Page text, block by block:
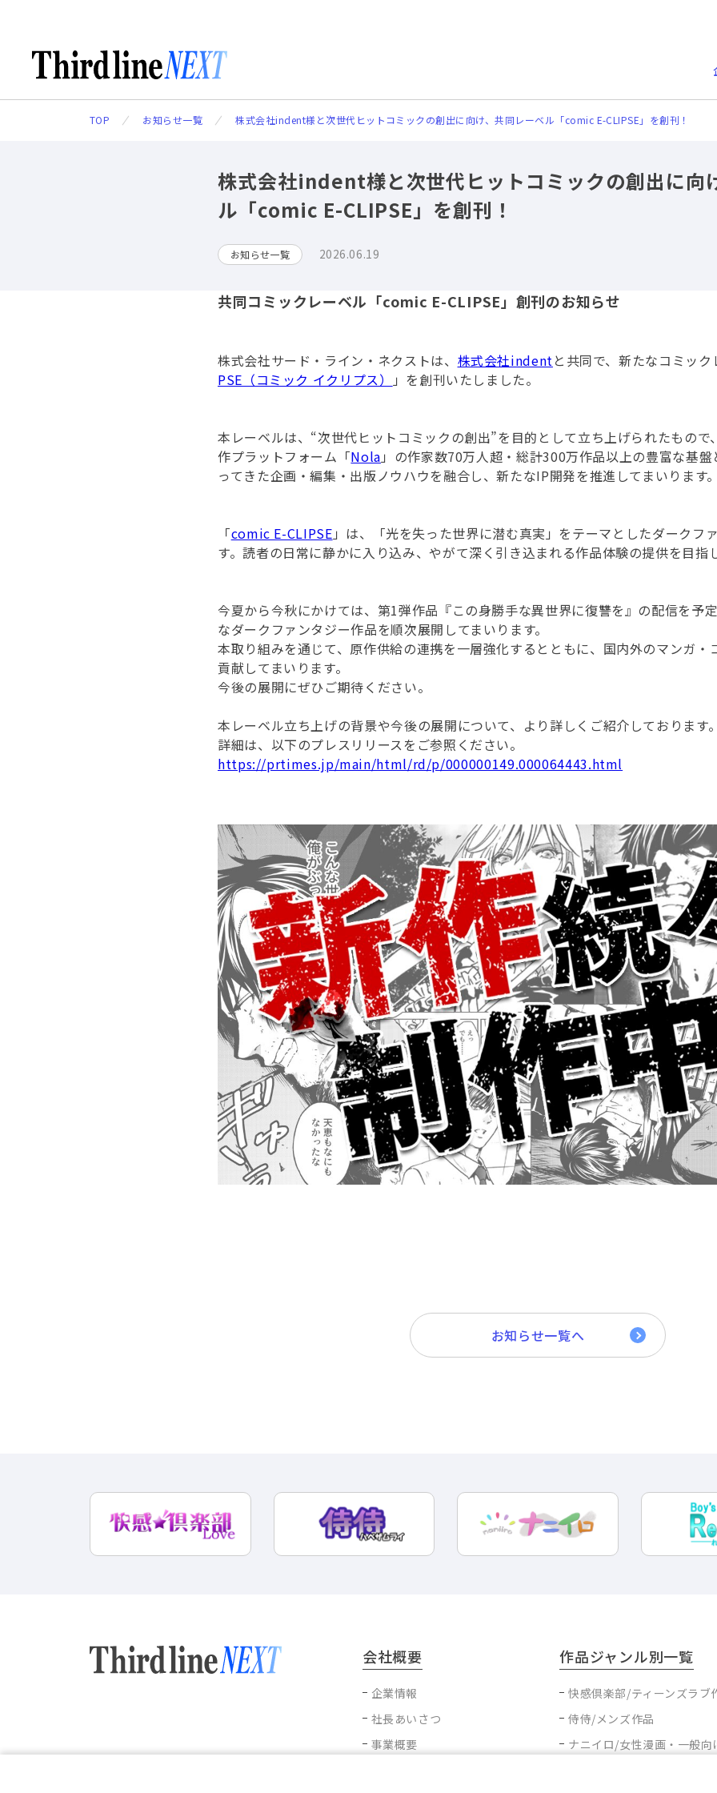
TOP お知らせ一覧 株式会社indent様と次世代ヒットコミックの創出に向け、共同レーベル「comic E-CLIPSE」を創刊！
株式会社indent様と次世代ヒットコミックの創出に向
ル「comic E-CLIPSE」を創刊！
お知らせ一覧 2026.06.19
共同コミックレーベル「comic E-CLIPSE」創刊のお知らせ
株式会社サード・ライン・ネクストは、 株式会社indentと共同で、新たなコミッ
PSE（コミック イクリプス）
」を創刊いたしました。
本レーベルは、“次世代ヒットコミックの創出”を目的として立ち上げられたもの
作プラットフォーム「Nola 」の作家数70万人超・総計300万作品以上の豊富な基
ってきた企画・編集・出版ノウハウを融合し、新たなIP開発を推進してまいります
「comic E-CLIPSE 」は、「光を失った世界に潜む真実」をテーマとしたダークフ
す。読者の日常に静かに入り込み、やがて深く引き込まれる作品体験の提供を目指
今夏から今秋にかけては、第1弾作品『この身勝手な異世界に復讐を』の配信を予
なダークファンタジー作品を順次展開してまいります。
本取り組みを通じて、原作供給の連携を一層強化するとともに、国内外のマンガ・
貢献してまいります。
今後の展開にぜひご期待ください。
本レーベル立ち上げの背景や今後の展開について、より詳しくご紹介しております
詳細は、以下のプレスリリースをご参照ください。
https://prtimes.jp/main/html/rd/p/000000149.000064443.html
お知らせ一覧へ
会社概要
企業情報
社長あいさつ
事業概要
作品ジャンル別一覧
快感倶楽部/ティーンズラブ
侍侍/メンズ作品
ナニイロ/女性漫画・一般向